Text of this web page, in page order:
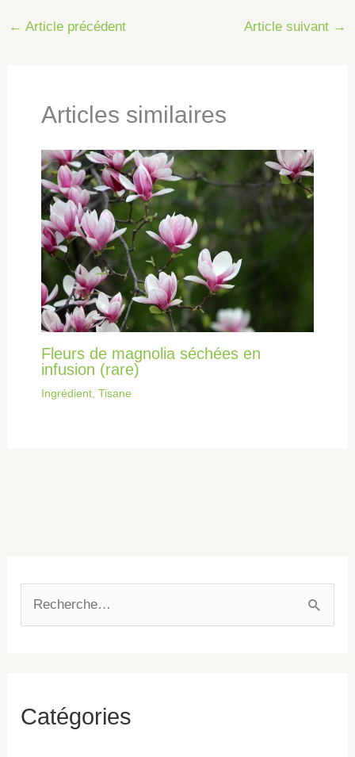
← Article précédent Article suivant →
Articles similaires
Fleurs de magnolia séchées en
infusion (rare)
Ingrédient, Tisane
e
Catégories